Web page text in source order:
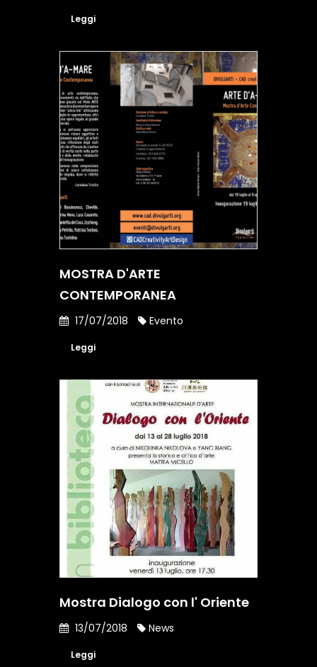
Leggi
MOSTRA D'ARTE
CONTEMPORANEA
17/07/2018 Evento
Leggi
Mostra Dialogo con l' Oriente
13/07/2018 News
Leggi